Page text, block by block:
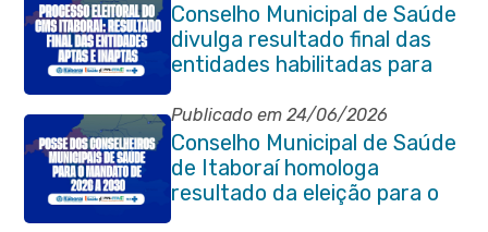
Conselho Municipal de Saúde
divulga resultado final das
entidades habilitadas para
eleição do quadriênio 2026-
2030
Publicado em 24/06/2026
Conselho Municipal de Saúde
de Itaboraí homologa
resultado da eleição para o
quadriênio 2026–2030